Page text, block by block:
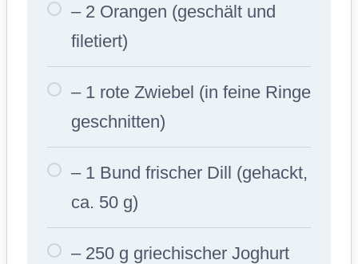
– 2 Orangen (geschält und
filetiert)
– 1 rote Zwiebel (in feine Ringe
geschnitten)
– 1 Bund frischer Dill (gehackt,
ca. 50 g)
– 250 g griechischer Joghurt